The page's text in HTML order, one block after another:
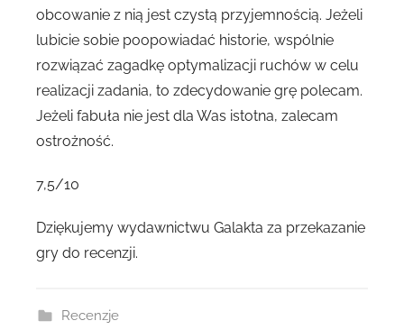
obcowanie z nią jest czystą przyjemnością. Jeżeli
lubicie sobie poopowiadać historie, wspólnie
rozwiązać zagadkę optymalizacji ruchów w celu
realizacji zadania, to zdecydowanie grę polecam.
Jeżeli fabuła nie jest dla Was istotna, zalecam
ostrożność.
7,5/10
Dziękujemy wydawnictwu Galakta za przekazanie
gry do recenzji.
Recenzje